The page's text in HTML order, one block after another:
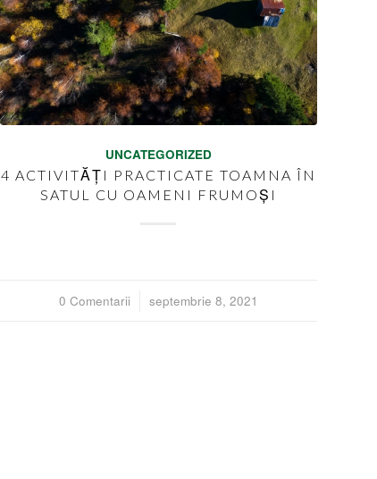
UNCATEGORIZED
4 ACTIVITĂȚI PRACTICATE TOAMNA ÎN
SATUL CU OAMENI FRUMOȘI
0 Comentarii
/ septembrie 8, 2021